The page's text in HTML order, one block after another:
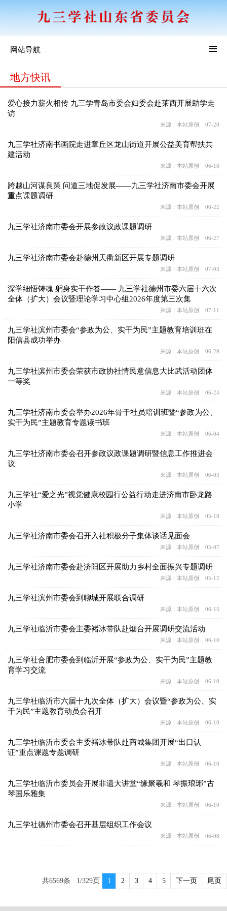
网站导航
地方快讯
爱心接力薪火相传 九三学青岛市委会妇委会赴莱西开展助学走
访
来源：本站原创 07-20
九三学社济南书画院走进章丘区龙山街道开展公益美育帮扶共
建活动
来源：本站原创 06-18
跨越山河谋良策 问道三地促发展——九三学社济南市委会开展
重点课题调研
来源：本站原创 06-22
九三学社济南市委会开展参政议政课题调研
来源：本站原创 06-27
九三学社济南市委会赴德州天衢新区开展专题调研
来源：本站原创 07-03
深学细悟铸魂 躬身实干作答—— 九三学社德州市委六届十六次
全体（扩大）会议暨理论学习中心组2026年度第三次集
来源：本站原创 07-11
九三学社滨州市委会“参政为公、实干为民”主题教育培训班在
阳信县成功举办
来源：本站原创 06-29
九三学社滨州市委会荣获市政协社情民意信息大比武活动团体
一等奖
来源：本站原创 06-24
九三学社济南市委会举办2026年骨干社员培训班暨“参政为公、
实干为民”主题教育专题读书班
来源：本站原创 06-04
九三学社济南市委会召开参政议政课题调研暨信息工作推进会
议
来源：本站原创 06-03
九三学社“爱之光”视觉健康校园行公益行动走进济南市卧龙路
小学
来源：本站原创 05-18
九三学社济南市委会召开入社积极分子集体谈话见面会
来源：本站原创 05-07
九三学社济南市委会赴济阳区开展助力乡村全面振兴专题调研
来源：本站原创 05-12
九三学社滨州市委会到聊城开展联合调研
来源：本站原创 06-15
九三学社临沂市委会主委褚冰带队赴烟台开展调研交流活动
来源：本站原创 06-10
九三学社合肥市委会到临沂开展“参政为公、实干为民”主题教
育学习交流
来源：本站原创 06-10
九三学社临沂市六届十九次全体（扩大）会议暨“参政为公、实
干为民”主题教育动员会召开
来源：本站原创 06-10
九三学社临沂市委会主委褚冰带队赴商城集团开展“出口认
证”重点课题专题调研
来源：本站原创 06-10
九三学社临沂市委员会开展非遗大讲堂“缘聚羲和 琴振琅琊”古
琴国乐雅集
来源：本站原创 06-10
九三学社德州市委会召开基层组织工作会议
来源：本站原创 06-08
共6569条 1/329页 1 2 3 4 5 下一页 尾页